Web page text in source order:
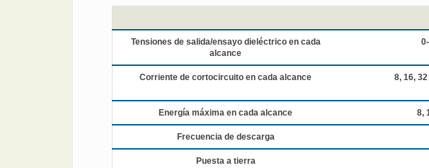
Tensiones de salida/ensayo dieléctrico en cada
alcance
Corriente de cortocircuito en cada alcance 8, 16,
Energía máxima en cada alcance 8,
Frecuencia de descarga
Puesta a tierra